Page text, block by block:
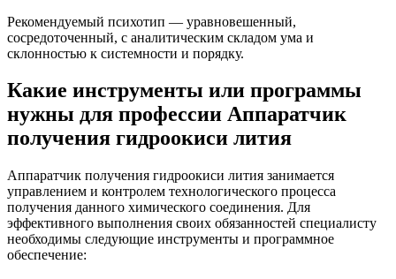
Рекомендуемый психотип — уравновешенный,
сосредоточенный, с аналитическим складом ума и
склонностью к системности и порядку.
Какие инструменты или программы
нужны для профессии Аппаратчик
получения гидроокиси лития
Аппаратчик получения гидроокиси лития занимается
управлением и контролем технологического процесса
получения данного химического соединения. Для
эффективного выполнения своих обязанностей специалисту
необходимы следующие инструменты и программное
обеспечение: